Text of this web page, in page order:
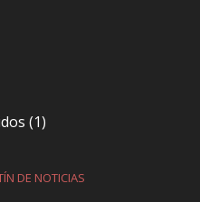
(1)
DE NOTICIAS